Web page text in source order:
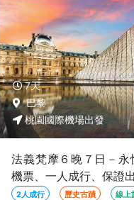
7天
巴黎
桃園國際機場出發
法義梵摩６晚７日－
機票、一人成行、保證出
2人成行 歷史古蹟 線上